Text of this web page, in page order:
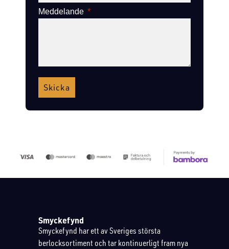
Meddelande
Skicka
Smyckefynd
Smyckefynd har ett av Sveriges största
berlocksortiment och tar kontinuerligt fram nya